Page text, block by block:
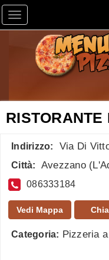
Toggle navigation
RISTORANTE
Indirizzo: Via Di
Città: Avezzano (
086333184
Vedi Mappa
Categoria: Pizzeria